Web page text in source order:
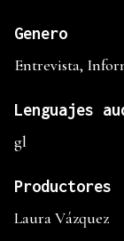
Genero
Entrevista,
Lenguajes
gl
Productores
Laura Vázquez